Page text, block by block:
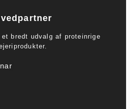
bredt udvalg af proteinrige